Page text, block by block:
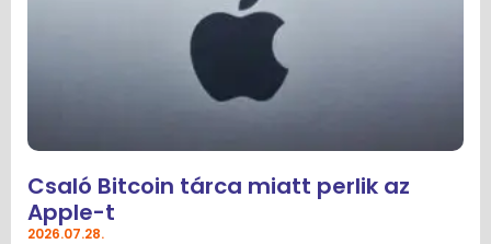
Csaló Bitcoin tárca miatt perlik az
Apple-t
2026.07.28.